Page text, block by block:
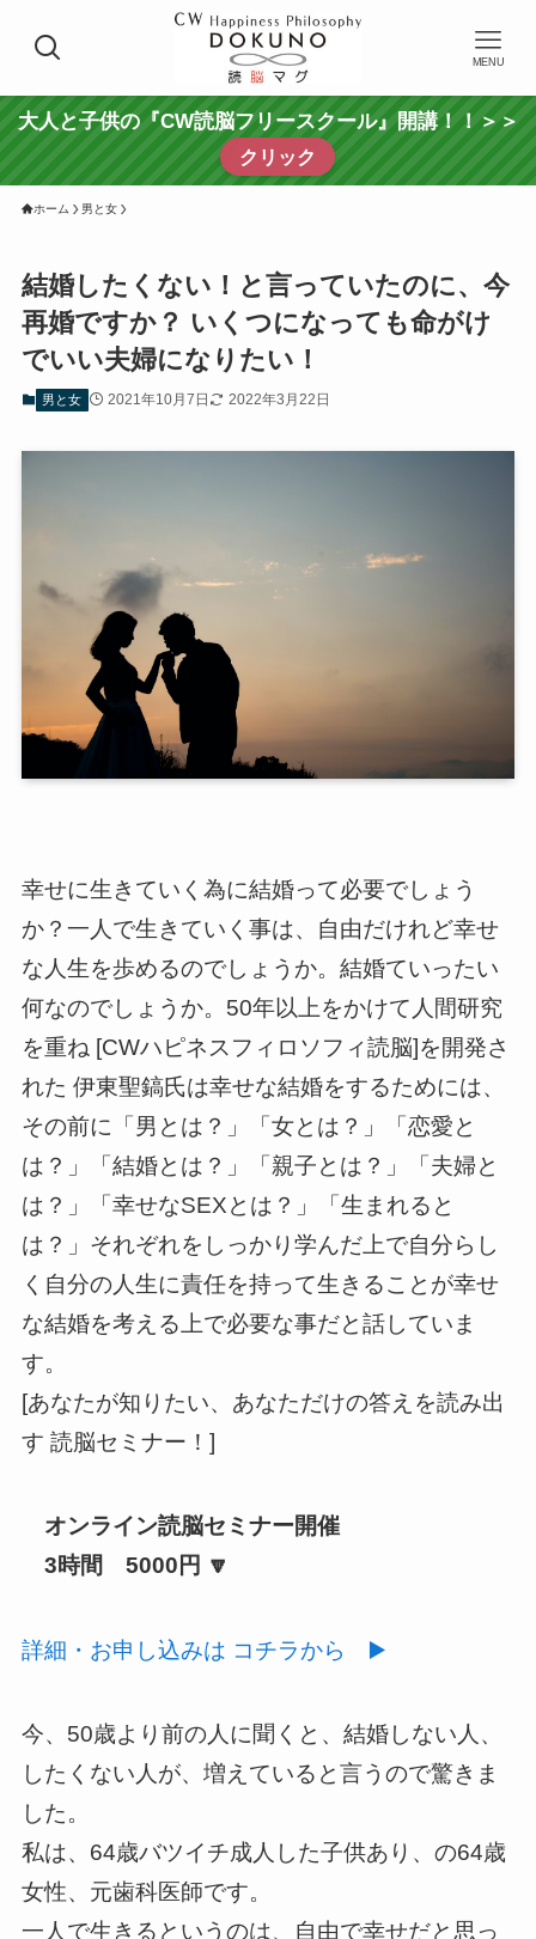
MENU
大人と子供の『CW読脳フリースクール』開講！！＞＞
クリック
ホーム 男と女
結婚したくない！と言っていたのに、今
再婚ですか？ いくつになっても命がけ
でいい夫婦になりたい！
男と女 2021年10月7日 2022年3月22日
幸せに生きていく為に結婚って必要でしょう
か？一人で生きていく事は、自由だけれど幸せ
な人生を歩めるのでしょうか。結婚ていったい
何なのでしょうか。50年以上をかけて人間研究
を重ね [CWハピネスフィロソフィ読脳]を開発さ
れた 伊東聖鎬氏は幸せな結婚をするためには、
その前に「男とは？」「女とは？」「恋愛と
は？」「結婚とは？」「親子とは？」「夫婦と
は？」「幸せなSEXとは？」「生まれると
は？」それぞれをしっかり学んだ上で自分らし
く自分の人生に責任を持って生きることが幸せ
な結婚を考える上で必要な事だと話していま
す。
[あなたが知りたい、あなただけの答えを読み出
す 読脳セミナー！]
オンライン読脳セミナー開催
3時間 5000円 🔽
詳細・お申し込みは コチラから ▶️
今、50歳より前の人に聞くと、結婚しない人、
したくない人が、増えていると言うので驚きま
した。
私は、64歳バツイチ成人した子供あり、の64歳
女性、元歯科医師です。
一人で生きるというのは、自由で幸せだと思っ